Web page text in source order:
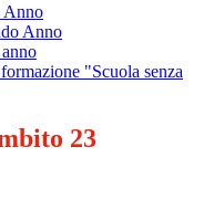
Anno
Anno
"Scuola senza
23